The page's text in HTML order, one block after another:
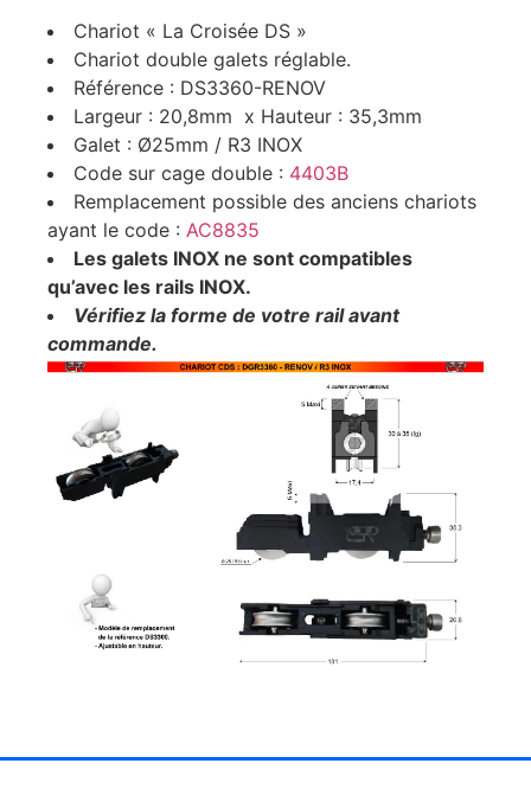
Chariot « La Croisée DS »
Chariot double galets réglable.
Référence : DS3360-RENOV
Largeur : 20,8mm x Hauteur : 35,3mm
Galet : Ø25mm / R3 INOX
Code sur cage double : 4403B
Remplacement possible des anciens chariots
ayant le code : AC8835
Les galets INOX ne sont compatibles
qu’avec les rails INOX.
Vérifiez la forme de votre rail avant
commande.